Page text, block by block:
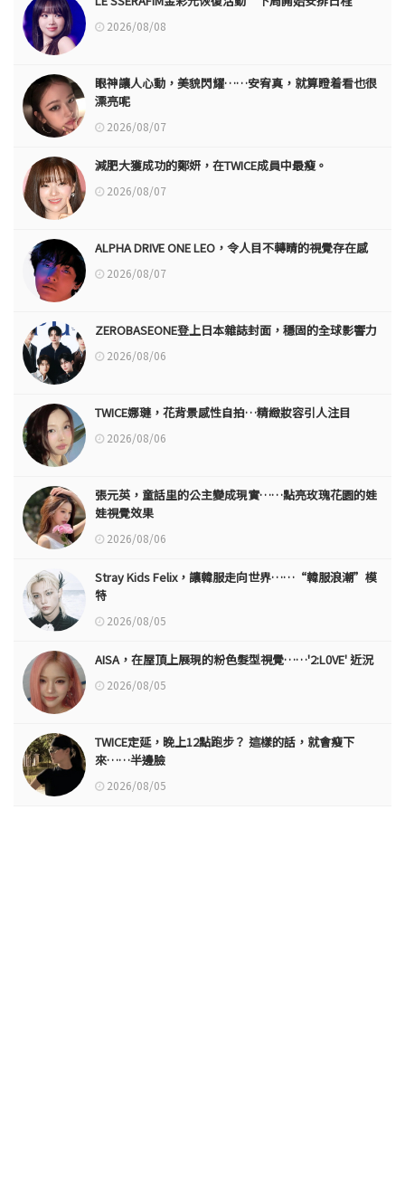
2026/08/08
眼神讓人心動，美貌閃耀……安宥真，就算瞪着看也很
漂亮呢
2026/08/07
減肥大獲成功的鄭妍，在TWICE成員中最瘦。
2026/08/07
ALPHA DRIVE ONE LEO，令人目不轉睛的視覺存在感
2026/08/07
ZEROBASEONE登上日本雜誌封面，穩固的全球影響力
2026/08/06
TWICE娜璉，花背景感性自拍…精緻妝容引人注目
2026/08/06
張元英，童話里的公主變成現實……點亮玫瑰花園的娃
娃視覺效果
2026/08/06
Stray Kids Felix，讓韓服走向世界……“韓服浪潮”模
特
2026/08/05
AISA，在屋頂上展現的粉色髮型視覺……'2:L0VE' 近況
2026/08/05
TWICE定延，晚上12點跑步？ 這樣的話，就會瘦下
來……半邊臉
2026/08/05